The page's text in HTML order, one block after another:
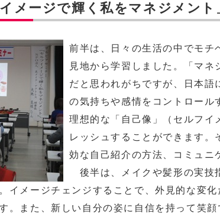
メージで輝く私をマネジメント
前半は、日々の生活の中でモチ
見地から学習しました。「マネ
だと思われがちですが、日本語
の気持ちや感情をコントロール
理想的な「自己像」（セルフイ
レッシュすることができます
効な自己紹介の方法、コミュニ
後半は、メイクや髪形の実技
イメージチェンジすることで、外見的な変
。また、新しい自分の姿に自信を持って笑